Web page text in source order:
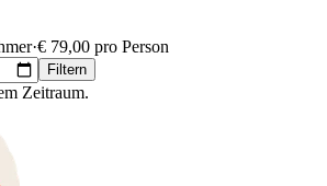
·€ 79,00 pro Person
Filtern
Zeitraum.